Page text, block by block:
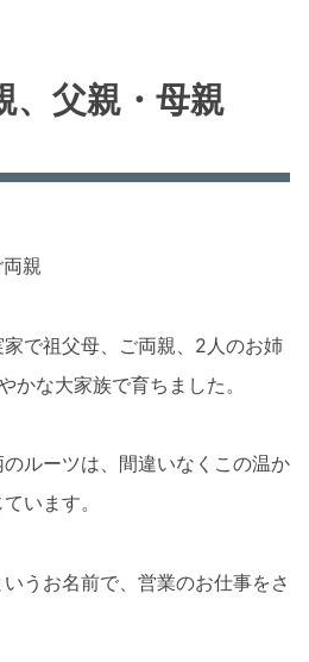
、父親・母親
親
で祖父母、ご両親、2人のお姉
かな大家族で育ちました。
ルーツは、間違いなくこの温か
います。
いうお名前で、営業のお仕事をさ